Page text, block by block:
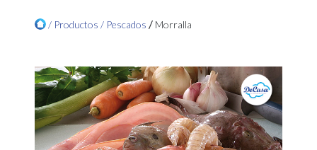
/ Productos / Pescados / Morralla